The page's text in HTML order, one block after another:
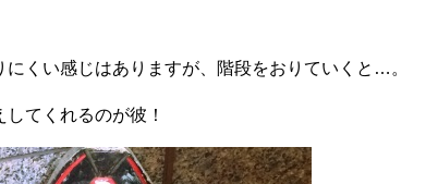
にくい感じはありますが、階段をおりていくと…。
してくれるのが彼！